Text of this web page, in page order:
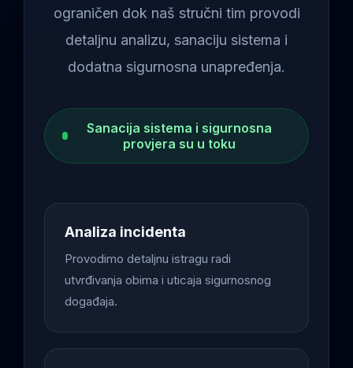
ograničen dok naš stručni tim provodi
detaljnu analizu, sanaciju sistema i
dodatna sigurnosna unapređenja.
Sanacija sistema i sigurnosna
provjera su u toku
Analiza incidenta
Provodimo detaljnu istragu radi
utvrđivanja obima i uticaja sigurnosnog
događaja.